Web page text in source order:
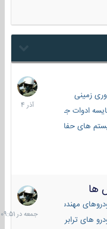
زمینی
ادوات جنگی
های حفاظت فعال
21
آذر
1404
مهندسی
نظام
های ترابری نظامی
جمعه
در
09:51